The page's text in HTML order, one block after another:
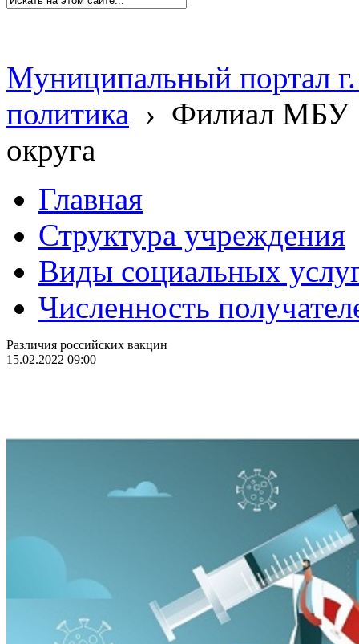
Муниципальный портал
политика › Филиал МБУ
округа
Главная
Структура учреждения
Виды социальных
Численность
Различия российских вакцин
15.02.2022 09:00